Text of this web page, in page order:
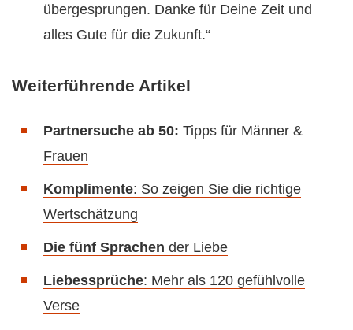
übergesprungen. Danke für Deine Zeit und
alles Gute für die Zukunft.“
Weiterführende Artikel
Partnersuche ab 50: Tipps für Männer &
Frauen
Komplimente: So zeigen Sie die richtige
Wertschätzung
Die fünf Sprachen der Liebe
Liebessprüche: Mehr als 120 gefühlvolle
Verse